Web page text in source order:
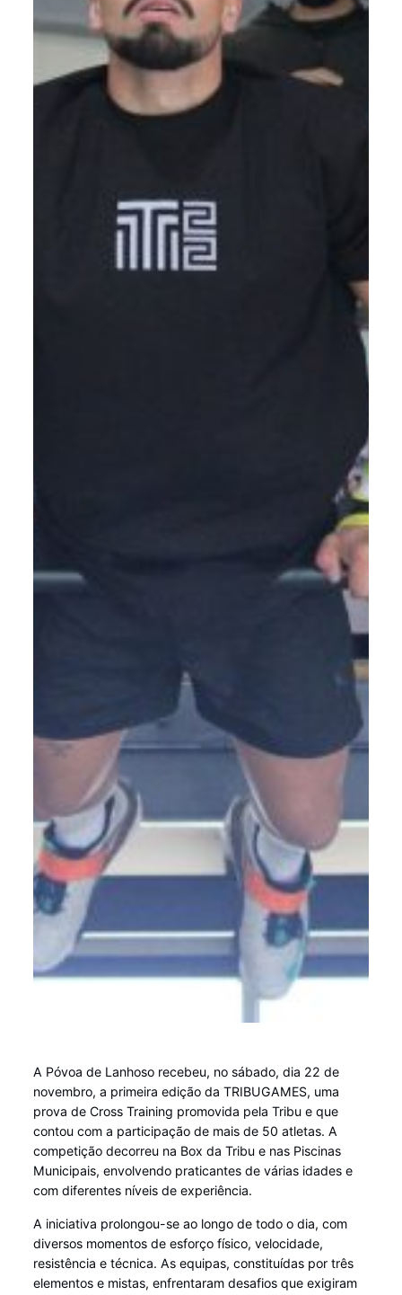
A Póvoa de Lanhoso recebeu, no sábado, dia 22 de
novembro, a primeira edição da TRIBUGAMES, uma
prova de Cross Training promovida pela Tribu e que
contou com a participação de mais de 50 atletas. A
competição decorreu na Box da Tribu e nas Piscinas
Municipais, envolvendo praticantes de várias idades e
com diferentes níveis de experiência.
A iniciativa prolongou-se ao longo de todo o dia, com
diversos momentos de esforço físico, velocidade,
resistência e técnica. As equipas, constituídas por três
elementos e mistas, enfrentaram desafios que exigiram